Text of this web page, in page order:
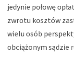
jedynie połowę
zwrotu kosztów
wielu osób
obciążonym sądzie